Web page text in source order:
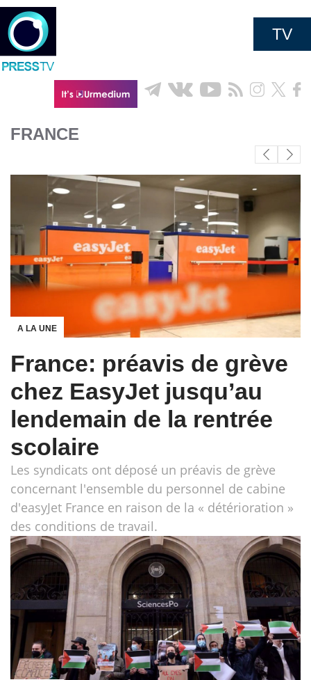
TV
FRANCE
A LA UNE
France: préavis de grève
chez EasyJet jusqu’au
lendemain de la rentrée
scolaire
Les syndicats ont déposé un préavis de grève
concernant l'ensemble du personnel de cabine
d'easyJet France en raison de la « détérioration »
des conditions de travail.